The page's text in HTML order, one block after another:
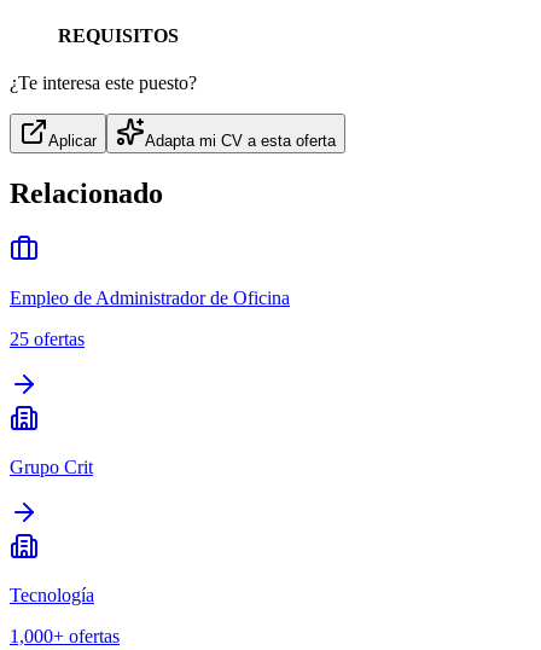
REQUISITOS
¿Te interesa este puesto?
Aplicar Adapta mi CV a esta oferta
Relacionado
Empleo de Administrador de Oficina
25 ofertas
Grupo Crit
Tecnología
1,000+ ofertas